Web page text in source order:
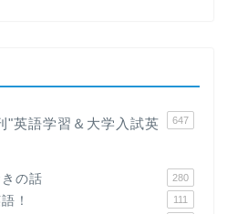
"英語学習＆大学入試英
647
の話 280
！ 111